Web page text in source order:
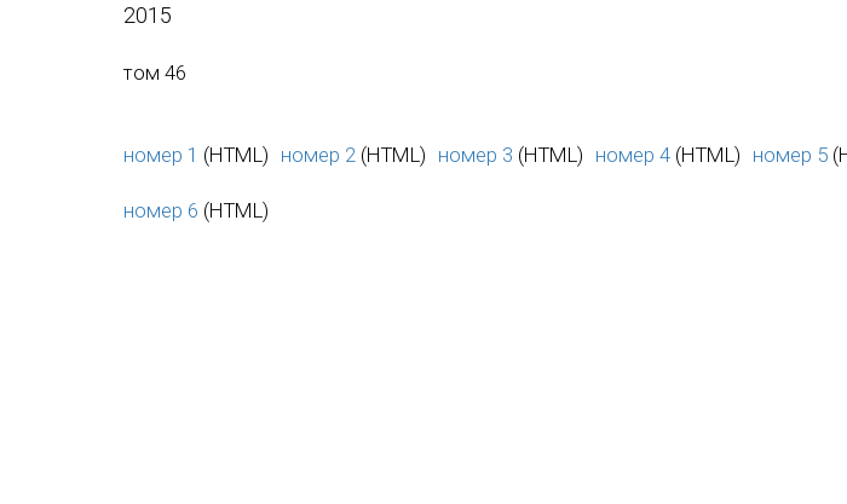
2015
том 46
номер 1 (HTML) номер 2 (HTML) номер 3 (HTML) номер 4 (HTML) номер 5
номер 6 (HTML)